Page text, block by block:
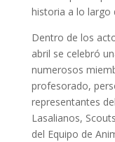
historia a lo largo
Dentro de los
abril se celebró
numerosos
profesorado,
representantes
Lasalianos,
del Equipo de